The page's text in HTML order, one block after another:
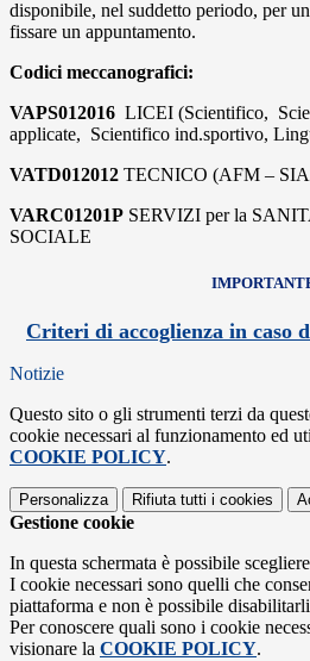
disponibile, nel suddetto periodo, per
fissare un appuntamento.
Codici meccanografici:
VAPS012016 LICEI (Scientifico,
applicate, Scientifico ind.sportivo,
VATD012012 TECNICO (AFM –
VARC01201P SERVIZI per la
SOCIALE
Criteri di accoglienza in caso
Notizie
Questo sito o gli strumenti terzi da
cookie necessari al funzionamento ed
COOKIE POLICY.
Personalizza Rifiuta tutti i cookies
Gestione cookie
In questa schermata è possibile
I cookie necessari sono quelli che
piattaforma e non è possibile
Per conoscere quali sono i cookie
visionare la COOKIE POLICY.